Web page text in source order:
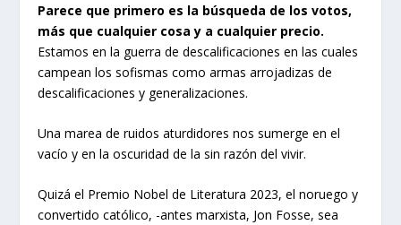
Parece que primero es la búsqueda de los votos,
más que cualquier cosa y a cualquier precio.
Estamos en la guerra de descalificaciones en las cuales
campean los sofismas como armas arrojadizas de
descalificaciones y generalizaciones.
Una marea de ruidos aturdidores nos sumerge en el
vacío y en la oscuridad de la sin razón del vivir.
Quizá el Premio Nobel de Literatura 2023, el noruego y
convertido católico, -antes marxista, Jon Fosse, sea